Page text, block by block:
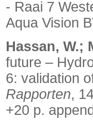
- Raai 7
Aqua Vision
Hassan, W.;
future –
6: validation
Rapporten,
+20 p.